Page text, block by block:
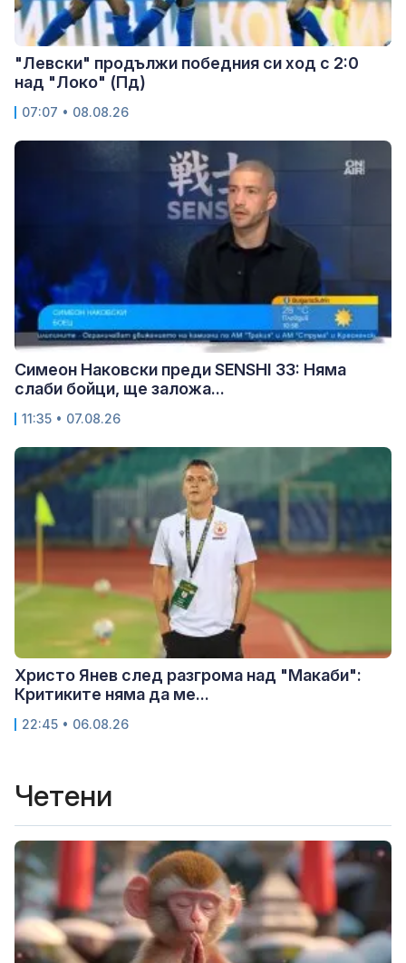
"Левски" продължи победния си ход с 2:0
над "Локо" (Пд)
07:07 • 08.08.26
Симеон Наковски преди SENSHI 33: Няма
слаби бойци, ще заложа...
11:35 • 07.08.26
Христо Янев след разгрома над "Макаби":
Критиките няма да ме...
22:45 • 06.08.26
Четени